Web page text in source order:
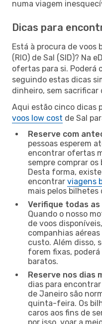
numa viagem
Dicas para
Está à procura de voos
(RIO) de Sal (SID)? Na
ofertas para si. Poderá
seguindo estas dicas
dinheiro, sem
Aqui estão cinco dicas
voos low cost de Sal
Reserve com
pessoas esperem
encontrar ofertas
sempre comprar
Desta forma,
encontrar viagens
mais pelos bilhetes
Verifique todas
Quando o nosso
de voos
companhias
custo. Além disso,
forem fixas,
baratos.
Reserve nos dias
dias para encontrar
de Janeiro são
quinta-feira. Os
caros aos fins de